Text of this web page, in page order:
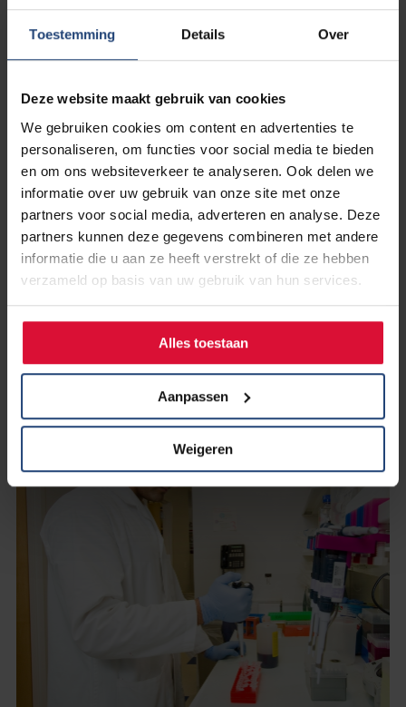
Toestemming Details Over
Deze website maakt gebruik van cookies
We gebruiken cookies om content en advertenties te
personaliseren, om functies voor social media te bieden
en om ons websiteverkeer te analyseren. Ook delen we
informatie over uw gebruik van onze site met onze
partners voor social media, adverteren en analyse. Deze
partners kunnen deze gegevens combineren met andere
informatie die u aan ze heeft verstrekt of die ze hebben
verzameld op basis van uw gebruik van hun services.
Alles toestaan
Aanpassen
Weigeren
Joachim Aerts als longarts en afdelingshoofd
longgeneeskunde betrokken bij het traject. Joachim Aerts:
Deze kennis is in Nederland gecentraliseerd in een aantal
dezelfde kansen krijgt. De moleculaire diagnostiek en ook
de interpretatie van de uitslagen is extreem complex
geworden, en vereist centralisatie van deze diagnostiek en
interpretatie, en de behandeling. Daarmee versnellen we
juist de diagnostiek voor een patiënt, zorgen we voor de
juiste keuze van een behandeling en stimuleren we het
organiseren in netwerken kunnen we in samenwerking met
optimaliseren met maar één doel: de patiënt zoveel